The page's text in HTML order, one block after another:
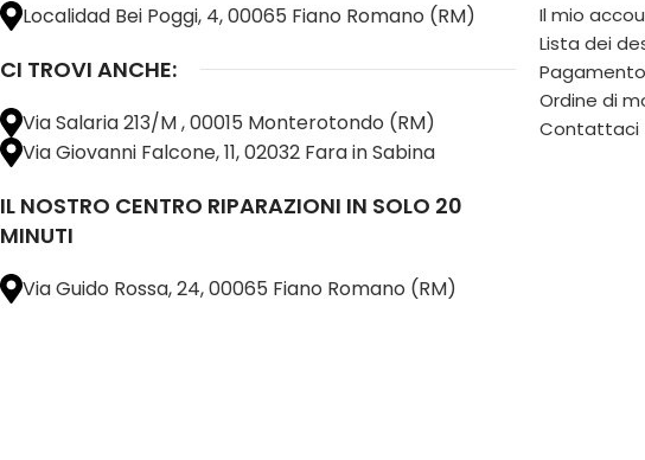
Localidad Bei Poggi, 4, 00065 Fiano Romano (RM)
CI TROVI ANCHE:
Via Salaria 213/M , 00015 Monterotondo (RM)
Via Giovanni Falcone, 11, 02032 Fara in Sabina
IL NOSTRO CENTRO RIPARAZIONI IN SOLO 20
MINUTI
Via Guido Rossa, 24, 00065 Fiano Romano (RM)
Il mio
Lista dei
Pagamento
Ordine di
Contattaci